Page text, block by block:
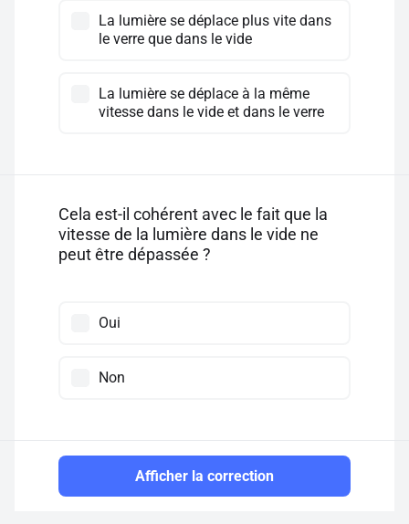
La lumière se déplace plus vite dans
le verre que dans le vide
La lumière se déplace à la même
vitesse dans le vide et dans le verre
Cela est-il cohérent avec le fait que la
vitesse de la lumière dans le vide ne
peut être dépassée ?
Oui
Non
Afficher la correction